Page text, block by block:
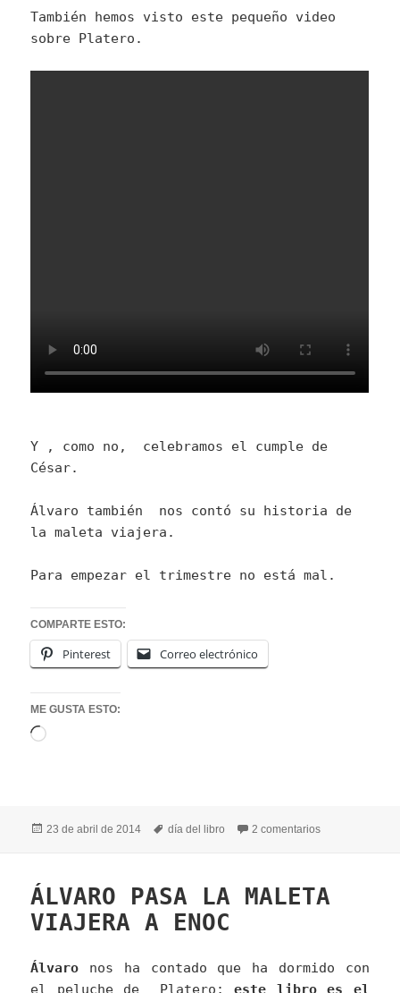
También hemos visto este pequeño video
sobre Platero.
Y , como no, celebramos el cumple de
César.
Álvaro también nos contó su historia de
la maleta viajera.
Para empezar el trimestre no está mal.
COMPARTE ESTO:
Pinterest Correo electrónico
ME GUSTA ESTO:
Cargando...
Publicado
23 de abril de 2014 Etiquetas
día del libro 2 comentariosen SAN JORGE
ÁLVARO PASA LA MALETA
VIAJERA A ENOC
Álvaro nos ha contado que ha dormido con
el peluche de Platero;este libro es el